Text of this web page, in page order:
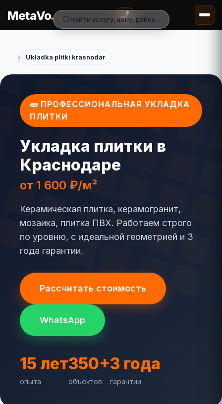
MetaVo.
› Ukladka plitki krasnodar
🧱 ПРОФЕССИОНАЛЬНАЯ УКЛАДКА
ПЛИТКИ
Укладка плитки в
Краснодаре
от 1 600 ₽/м²
Керамическая плитка, керамогранит,
мозаика, плитка ПВХ. Работаем строго
по уровню, с идеальной геометрией и 3
года гарантии.
Рассчитать стоимость
WhatsApp
15 лет
опыта
350+
объектов
3 года
гарантии
Найти услугу, цену, район...